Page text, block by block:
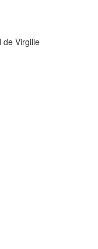
de Virgille